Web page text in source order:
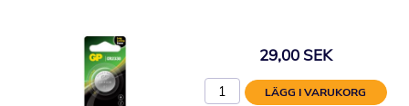
29,00 SEK
LÄGG I VARUKORG